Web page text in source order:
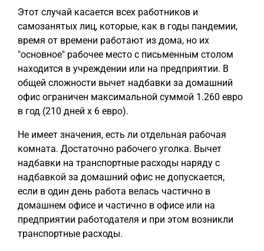
Этот случай касается всех работников и
самозанятых лиц, которые, как в годы пандемии,
время от времени работают из дома, но их
"основное" рабочее место с письменным столом
находится в учреждении или на предприятии. В
общей сложности вычет надбавки за домашний
офис ограничен максимальной суммой 1.260 евро
в год (210 дней x 6 евро).
Не имеет значения, есть ли отдельная рабочая
комната. Достаточно рабочего уголка. Вычет
надбавки на транспортные расходы наряду с
надбавкой за домашний офис не допускается,
если в один день работа велась частично в
домашнем офисе и частично в офисе или на
предприятии работодателя и при этом возникли
транспортные расходы.